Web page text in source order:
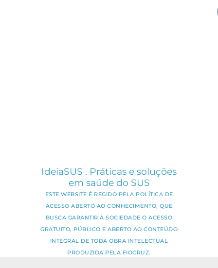
IdeiaSUS . Práticas e soluções
em saúde do SUS
ESTE WEBSITE É REGIDO PELA POLÍTICA DE
ACESSO ABERTO AO CONHECIMENTO, QUE
BUSCA GARANTIR À SOCIEDADE O ACESSO
GRATUITO, PÚBLICO E ABERTO AO CONTEÚDO
INTEGRAL DE TODA OBRA INTELECTUAL
PRODUZIDA PELA FIOCRUZ.